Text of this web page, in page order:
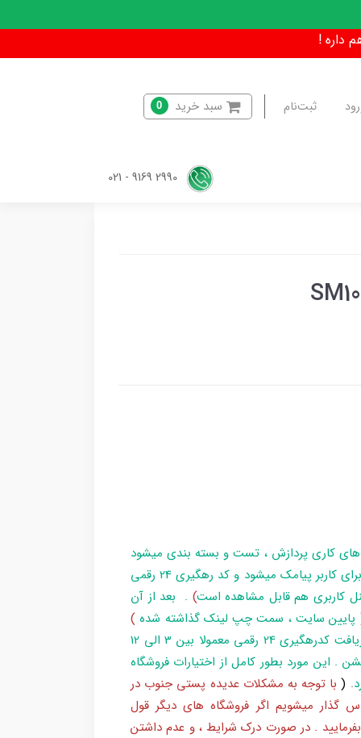
ثبت‌نام سبد خرید 0
های کاری پردازش ، تست و بسته بندی میشود
و در زمان آماده سازی تا تحویل بارکد ، مراحل برای کاربر پیامک میشود و کد رهگیری 24 رقمی
کاربری هم قابل مشاهده است) . بعد از آن
پایین سایت ، سمت چپ لینک گذاشته شده )
و یا شماره 193 با پست پیگیری کند . بعد از دریافت کدرهگیری 24 رقمی معمولا بین 3 الی 12
. این مورد بطور کامل از اختیارات فروشگاه
.
(با توجه به مشکلات عدیده پستی جنوب در
گذار میشویم اگر فروشگاه های دیگر قول
. در صورت درک شرایط ، و عدم داشتن